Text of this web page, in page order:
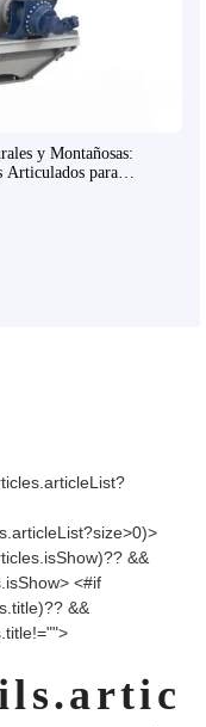
y Montañosas:
Articulados para
&&
<#if
&&